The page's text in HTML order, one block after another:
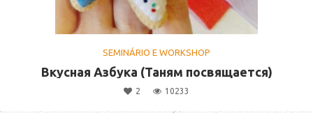
SEMINÁRIO E WORKSHOP
Вкусная Азбука (Таням посвящается)
2 10233